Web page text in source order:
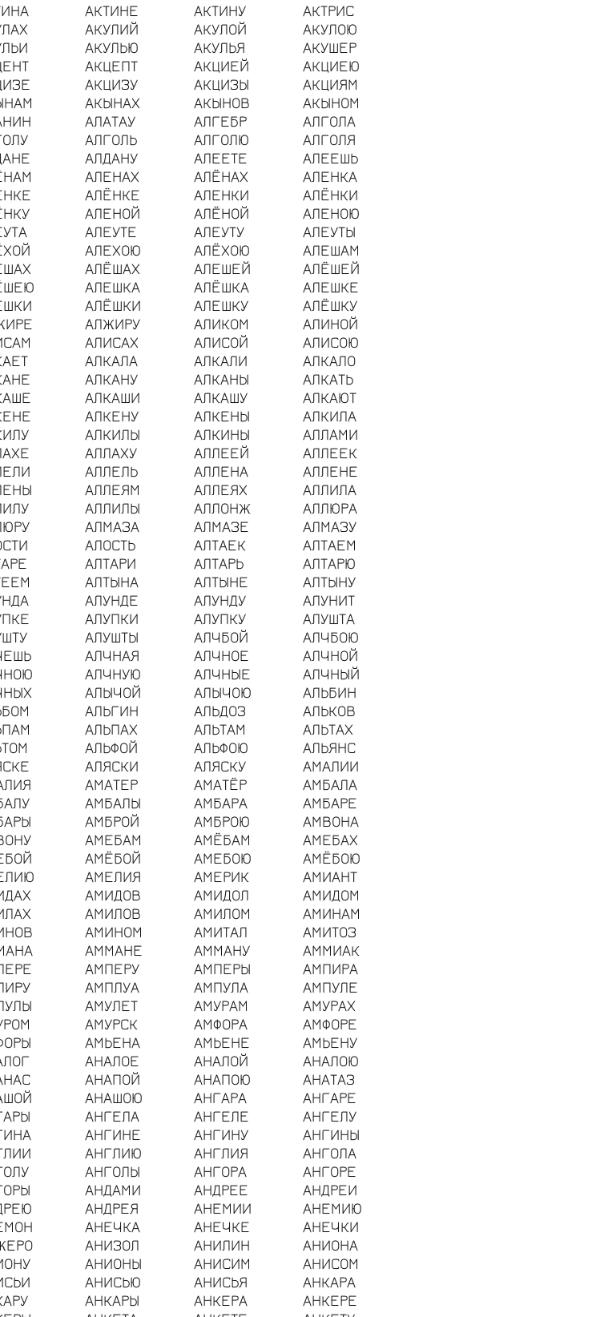
АКТИНЕ АКТИНУ
АКТРИС
АКУЛИЙ АКУЛОЙ
АКУЛОЮ
АКУЛЬЮ АКУЛЬЯ
АКУШЕР
АКЦЕПТ АКЦИЕЙ
АКЦИЕЮ
АКЦИЗУ АКЦИЗЫ
АКЦИЯМ
АКЫНАХ АКЫНОВ
АКЫНОМ
АЛАТАУ АЛГЕБР
АЛГОЛА
АЛГОЛЬ АЛГОЛЮ
АЛГОЛЯ
АЛДАНУ АЛЕЕТЕ
АЛЕЕШЬ
АЛЕНАХ АЛЁНАХ
АЛЕНКА
АЛЁНКЕ АЛЕНКИ
АЛЁНКИ
АЛЕНОЙ АЛЁНОЙ
АЛЕНОЮ
АЛЕУТЕ АЛЕУТУ
АЛЕУТЫ
АЛЕХОЮ АЛЁХОЮ
АЛЕШАМ
АЛЁШАХ АЛЕШЕЙ
АЛЁШЕЙ
АЛЕШКА АЛЁШКА
АЛЕШКЕ
АЛЁШКИ АЛЕШКУ
АЛЁШКУ
АЛЖИРУ АЛИКОМ
АЛИНОЙ
АЛИСАХ АЛИСОЙ
АЛИСОЮ
АЛКАЛА АЛКАЛИ
АЛКАЛО
АЛКАНУ АЛКАНЫ
АЛКАТЬ
АЛКАШИ АЛКАШУ
АЛКАЮТ
АЛКЕНУ АЛКЕНЫ
АЛКИЛА
АЛКИЛЫ АЛКИНЫ
АЛЛАМИ
АЛЛАХУ АЛЛЕЕЙ
АЛЛЕЕК
АЛЛЕЛЬ АЛЛЕНА
АЛЛЕНЕ
АЛЛЕЯМ АЛЛЕЯХ
АЛЛИЛА
АЛЛИЛЫ АЛЛОНЖ
АЛЛЮРА
АЛМАЗА АЛМАЗЕ
АЛМАЗУ
АЛОСТЬ АЛТАЕК
АЛТАЕМ
АЛТАРИ АЛТАРЬ
АЛТАРЮ
АЛТЫНА АЛТЫНЕ
АЛТЫНУ
АЛУНДЕ АЛУНДУ
АЛУНИТ
АЛУПКИ АЛУПКУ
АЛУШТА
АЛУШТЫ АЛЧБОЙ
АЛЧБОЮ
АЛЧНАЯ АЛЧНОЕ
АЛЧНОЙ
АЛЧНУЮ АЛЧНЫЕ
АЛЧНЫЙ
АЛЫЧОЙ АЛЫЧОЮ
АЛЬБИН
АЛЬГИН АЛЬДОЗ
АЛЬКОВ
АЛЬПАХ АЛЬТАМ
АЛЬТАХ
АЛЬФОЙ АЛЬФОЮ
АЛЬЯНС
АЛЯСКИ АЛЯСКУ
АМАЛИИ
АМАТЕР АМАТЁР
АМБАЛА
АМБАЛЫ АМБАРА
АМБАРЕ
АМБРОЙ АМБРОЮ
АМВОНА
АМЕБАМ АМЁБАМ
АМЕБАХ
АМЁБОЙ АМЕБОЮ
АМЁБОЮ
АМЕЛИЯ АМЕРИК
АМИАНТ
АМИДОВ АМИДОЛ
АМИДОМ
АМИЛОВ АМИЛОМ
АМИНАМ
АМИНОМ АМИТАЛ
АМИТОЗ
АММАНЕ АММАНУ
АММИАК
АМПЕРУ АМПЕРЫ
АМПИРА
АМПЛУА АМПУЛА
АМПУЛЕ
АМУЛЕТ АМУРАМ
АМУРАХ
АМУРСК АМФОРА
АМФОРЕ
АМЬЕНА АМЬЕНЕ
АМЬЕНУ
АНАЛОЕ АНАЛОЙ
АНАЛОЮ
АНАПОЙ АНАПОЮ
АНАТАЗ
АНАШОЮ АНГАРА
АНГАРЕ
АНГЕЛА АНГЕЛЕ
АНГЕЛУ
АНГИНЕ АНГИНУ
АНГИНЫ
АНГЛИЮ АНГЛИЯ
АНГОЛА
АНГОЛЫ АНГОРА
АНГОРЕ
АНДАМИ АНДРЕЕ
АНДРЕИ
АНДРЕЯ АНЕМИИ
АНЕМИЮ
АНЕЧКА АНЕЧКЕ
АНЕЧКИ
АНИЗОЛ АНИЛИН
АНИОНА
АНИОНЫ АНИСИМ
АНИСОМ
АНИСЬЮ АНИСЬЯ
АНКАРА
АНКАРЫ АНКЕРА
АНКЕРЕ